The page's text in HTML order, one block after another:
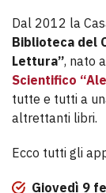
Dal 2012 la
Biblioteca del
Lettura”, nato
Scientifico
tutte e tutti a
altrettanti libri.
Ecco tutti gli
Giovedì 9